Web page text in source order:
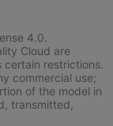
4.0.
Cloud are
certain restrictions.
commercial use;
of the model in
transmitted,